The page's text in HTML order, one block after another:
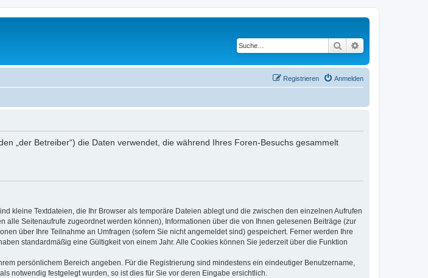
Suche
Anmelden
Registrieren
„der Betreiber“) die Daten verwendet, die während Ihres Foren-Besuchs gesammelt
kleine Textdateien, die Ihr Browser als temporäre Dateien ablegt und die zwischen den einzelnen Aufrufen
Seitenaufrufe zugeordnet werden können), Informationen über die von Ihnen gelesenen Beiträge (zur
über Ihre Teilnahme an Umfragen (sofern Sie nicht angemeldet sind) gespeichert. Ferner werden Ihre
standardmäßig eine Gültigkeit von einem Jahr. Alle Cookies können Sie jederzeit über die Funktion
persönlichem Bereich angeben. Für die Registrierung sind mindestens ein eindeutiger Benutzername,
notwendig festgelegt wurden, so ist dies für Sie vor deren Eingabe ersichtlich.